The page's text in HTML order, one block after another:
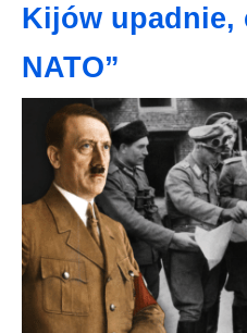
Kijów upadnie,
NATO”